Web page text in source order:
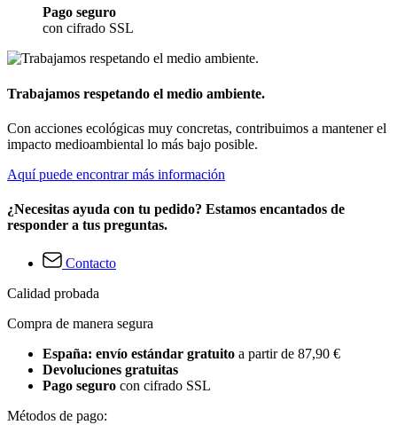
Pago seguro
con cifrado SSL
Trabajamos respetando el medio ambiente.
Con acciones ecológicas muy concretas, contribuimos a mantener el
impacto medioambiental lo más bajo posible.
Aquí puede encontrar más información
¿Necesitas ayuda con tu pedido? Estamos encantados de
responder a tus preguntas.
Contacto
Calidad probada
Compra de manera segura
España: envío estándar gratuito a partir de 87,90 €
Devoluciones gratuitas
Pago seguro con cifrado SSL
Métodos de pago: